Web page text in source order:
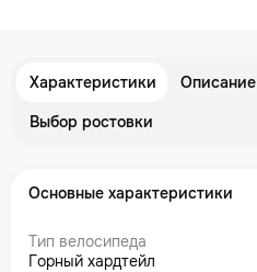
Характеристики Описание
Выбор ростовки
Основные характеристики
Тип велосипеда
Горный хардтейл